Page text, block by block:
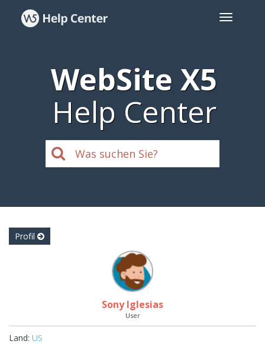
WebSite X5
Help Center
Profil
Sony Iglesias
User
Land: US